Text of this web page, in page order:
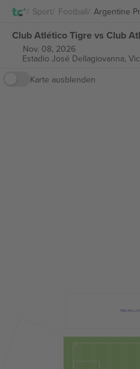
Sport Football Argentine
Nov. 08, 2026
Estadio José Dellagiovanna,
Karte ausblenden
TRIBUNA